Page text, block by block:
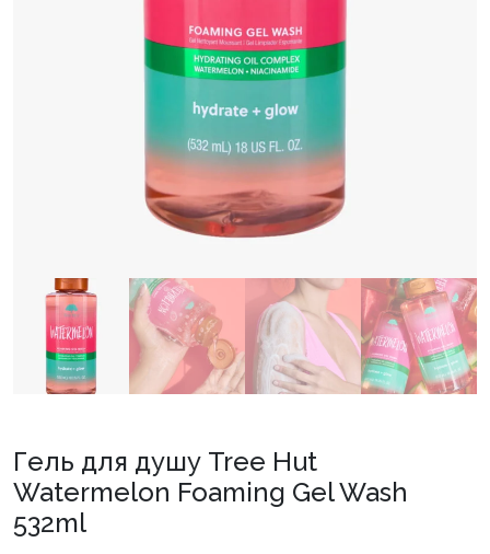
Гель для душу Tree Hut
Watermelon Foaming Gel Wash
532ml